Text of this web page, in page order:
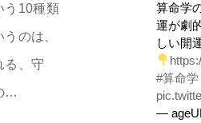
う10種類
のは、
る、守
…
算命学
運が劇
しい開
#算命学
—